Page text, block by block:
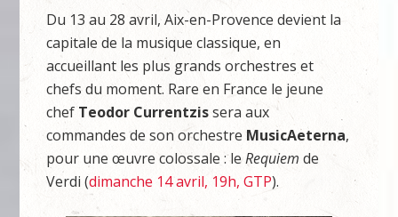
Du 13 au 28 avril, Aix-en-Provence devient la
capitale de la musique classique, en
accueillant les plus grands orchestres et
chefs du moment. Rare en France le jeune
chef Teodor Currentzissera aux
commandes de son orchestreMusicAeterna,
pour une œuvre colossale : leRequiemde
Verdi (dimanche 14 avril, 19h, GTP).